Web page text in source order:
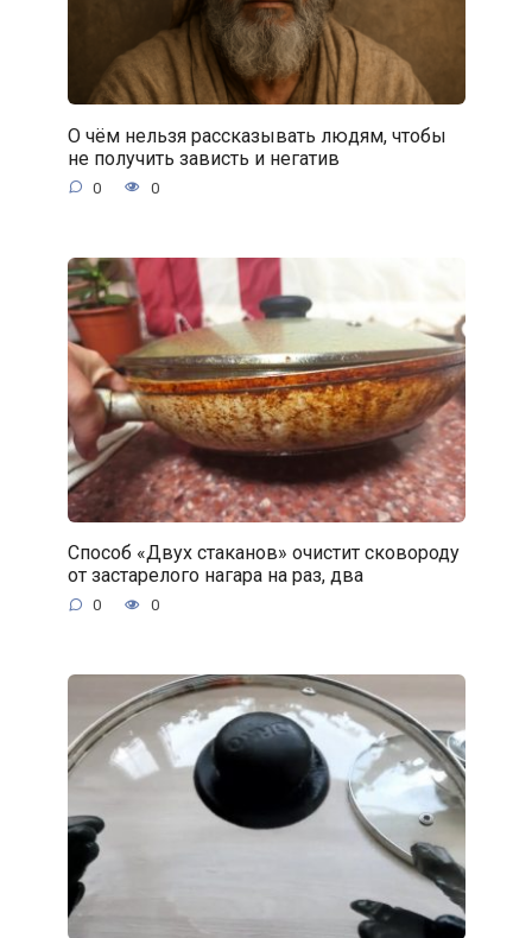
О чём нельзя рассказывать людям, чтобы
не получить зависть и негатив
0 0
Способ «Двух стаканов» очистит сковороду
от застарелого нагара на раз, два
0 0